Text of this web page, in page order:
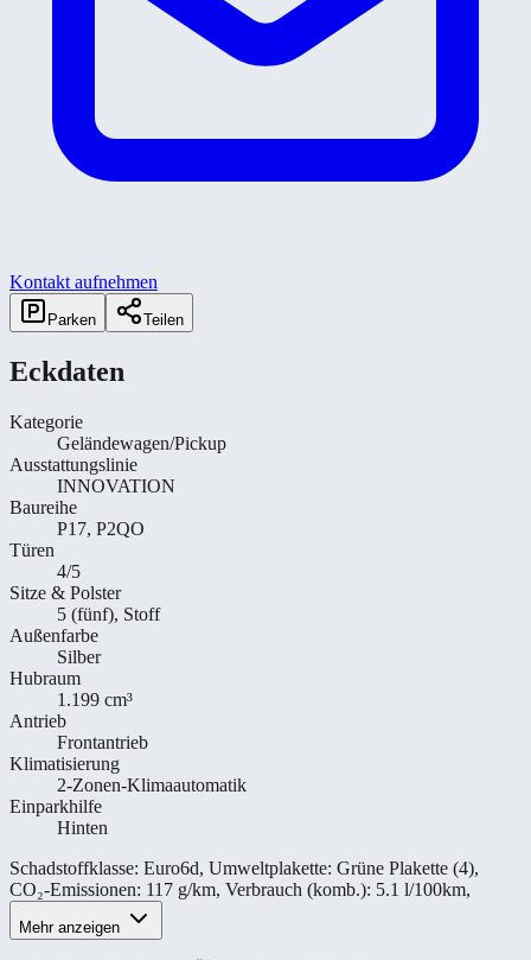
Kontakt aufnehmen
Parken Teilen
Eckdaten
Kategorie
Geländewagen/Pickup
Ausstattungslinie
INNOVATION
Baureihe
P17, P2QO
Türen
4/5
Sitze & Polster
5 (fünf), Stoff
Außenfarbe
Silber
Hubraum
1.199 cm³
Antrieb
Frontantrieb
Klimatisierung
2-Zonen-Klimaautomatik
Einparkhilfe
Hinten
Schadstoffklasse: Euro6d, Umweltplakette: Grüne Plakette (4),
CO₂-Emissionen: 117 g/km, Verbrauch (komb.): 5.1 l/100km,
Mehr anzeigen